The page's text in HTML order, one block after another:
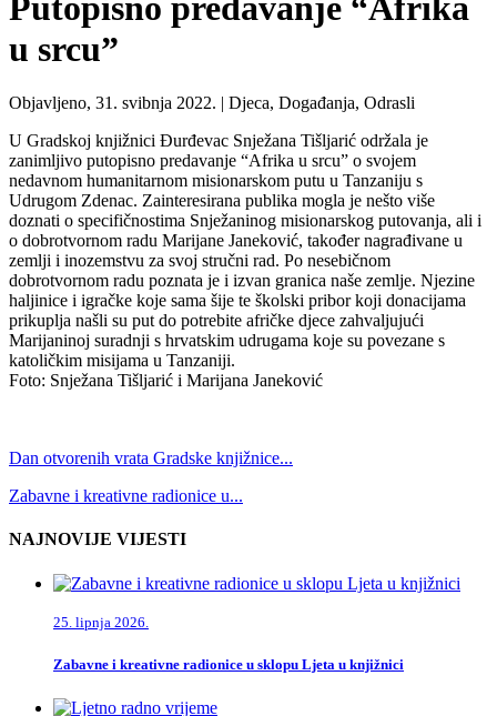
u srcu”
Objavljeno, 31. svibnja 2022. | Djeca, Događanja, Odrasli
U Gradskoj knjižnici Đurđevac Snježana Tišljarić održala je
zanimljivo putopisno predavanje “Afrika u srcu” o svojem
nedavnom humanitarnom misionarskom putu u Tanzaniju s
Udrugom Zdenac. Zainteresirana publika mogla je nešto više
doznati o specifičnostima Snježaninog misionarskog putovanja, ali i
o dobrotvornom radu Marijane Janeković, također nagrađivane u
zemlji i inozemstvu za svoj stručni rad. Po nesebičnom
dobrotvornom radu poznata je i izvan granica naše zemlje. Njezine
haljinice i igračke koje sama šije te školski pribor koji donacijama
prikuplja našli su put do potrebite afričke djece zahvaljujući
Marijaninoj suradnji s hrvatskim udrugama koje su povezane s
katoličkim misijama u Tanzaniji.
Foto: Snježana Tišljarić i Marijana Janeković
Dan otvorenih vrata Gradske knjižnice...
Zabavne i kreativne radionice u...
NAJNOVIJE VIJESTI
25. lipnja 2026.
Zabavne i kreativne radionice u sklopu Ljeta u knjižnici